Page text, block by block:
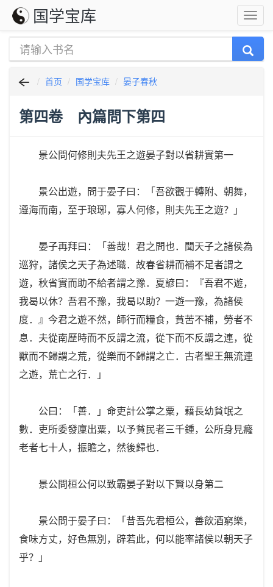
国学宝库
首页 国学宝库 晏子春秋
第四卷 內篇問下第四
景公問何修則夫先王之遊晏子對以省耕實第一
景公出遊，問于晏子曰：「吾欲觀于轉附、朝舞，
遵海而南，至于琅琊，寡人何修，則夫先王之遊？」
晏子再拜曰：「善哉！君之問也．聞天子之諸侯為
巡狩，諸侯之天子為述職．故春省耕而補不足者謂之
遊，秋省實而助不給者謂之豫．夏諺曰：『吾君不遊，
我曷以休？吾君不豫，我曷以助？一遊一豫，為諸侯
度．』今君之遊不然，師行而糧食，貧苦不補，勞者不
息．夫從南歷時而不反謂之流，從下而不反謂之連，從
獸而不歸謂之荒，從樂而不歸謂之亡．古者聖王無流連
之遊，荒亡之行．」
公曰：「善．」命吏計公掌之粟，藉長幼貧氓之
數．吏所委發廩出粟，以予貧民者三千鍾，公所身見癃
老者七十人，振贍之，然後歸也．
景公問桓公何以致霸晏子對以下賢以身第二
景公問于晏子曰：「昔吾先君桓公，善飲酒窮樂，
食味方丈，好色無別，辟若此，何以能率諸侯以朝天子
乎？」